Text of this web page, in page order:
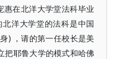
惠在北洋大学堂法科毕业
洋大学堂的法科是中国
) ，请的第一任校长是美
把耶鲁大学的模式和哈佛